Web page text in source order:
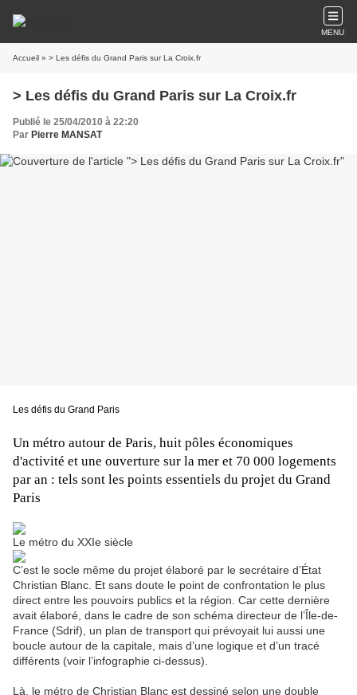
MENU
Accueil » > Les défis du Grand Paris sur La Croix.fr
> Les défis du Grand Paris sur La Croix.fr
Publié le 25/04/2010 à 22:20
Par Pierre MANSAT
Les défis du Grand Paris
Un métro autour de Paris, huit pôles économiques
d'activité et une ouverture sur la mer et 70 000 logements
par an : tels sont les points essentiels du projet du Grand
Paris
Le métro du XXIe siècle
C’est le socle même du projet élaboré par le secrétaire d’État
Christian Blanc. Et sans doute le point de confrontation le plus
direct entre les pouvoirs publics et la région. Car cette dernière
avait élaboré, dans le cadre de son schéma directeur de l’Île-de-
France (Sdrif), un plan de transport qui prévoyait lui aussi une
boucle autour de la capitale, mais d’une logique et d’un tracé
différents (voir l’infographie ci-dessus).
Là, le métro de Christian Blanc est dessiné selon une double